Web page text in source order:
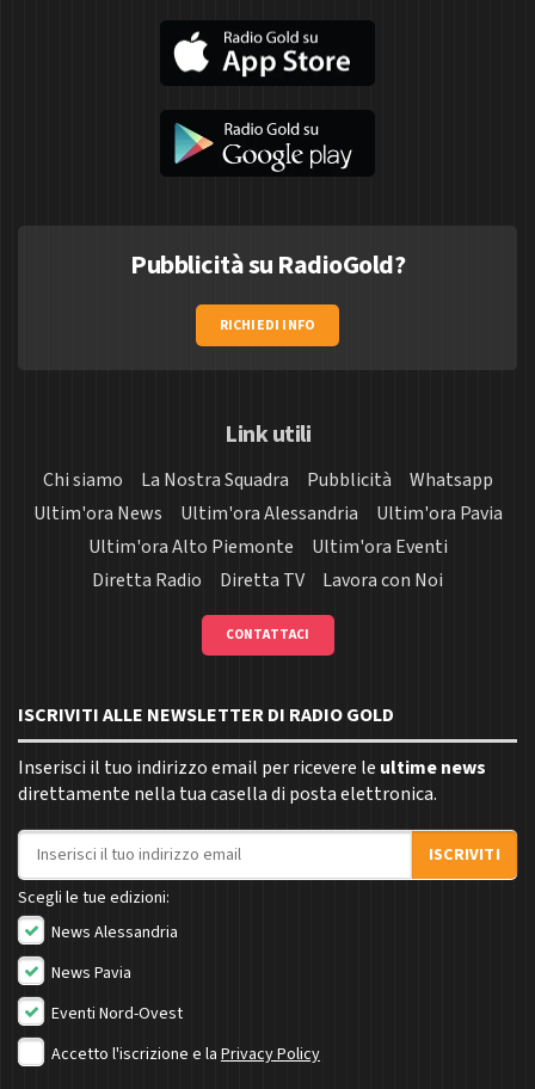
Pubblicità su RadioGold?
RICHIEDI INFO
Link utili
Chi siamo La Nostra Squadra Pubblicità
Whatsapp
Ultim'ora News
Ultim'ora Alessandria
Ultim'ora Pavia
Ultim'ora Alto Piemonte
Ultim'ora Eventi
Diretta Radio
Diretta TV Lavora con Noi
CONTATTACI
ISCRIVITI ALLE NEWSLETTER DI RADIO GOLD
Inserisci il tuo indirizzo email per ricevere le ultime news
direttamente nella tua casella di posta elettronica.
Indirizzo email
ISCRIVITI
Scegli le tue edizioni:
News Alessandria
News Pavia
Eventi Nord-Ovest
Accetto l'iscrizione e la Privacy Policy